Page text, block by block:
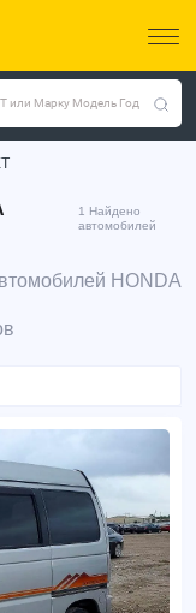
или Марку Модель Год
1 Найдено
автомобилей
HONDA